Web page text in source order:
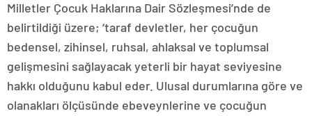
Milletler Çocuk Haklarına Dair Sözleşmesi’nde de
belirtildiği üzere; ‘taraf devletler, her çocuğun
bedensel, zihinsel, ruhsal, ahlaksal ve toplumsal
gelişmesini sağlayacak yeterli bir hayat seviyesine
hakkı olduğunu kabul eder. Ulusal durumlarına göre ve
olanakları ölçüsünde ebeveynlerine ve çocuğun